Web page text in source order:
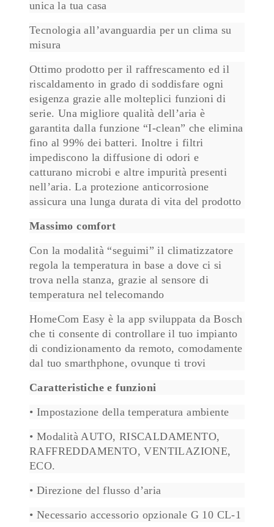
unica la tua casa
Tecnologia all’avanguardia per un clima su
misura
Ottimo prodotto per il raffrescamento ed il
riscaldamento in grado di soddisfare ogni
esigenza grazie alle molteplici funzioni di
serie. Una migliore qualità dell’aria è
garantita dalla funzione “I-clean” che elimina
fino al 99% dei batteri. Inoltre i filtri
impediscono la diffusione di odori e
catturano microbi e altre impurità presenti
nell’aria. La protezione anticorrosione
assicura una lunga durata di vita del prodotto
Massimo comfort
Con la modalità “seguimi” il climatizzatore
regola la temperatura in base a dove ci si
trova nella stanza, grazie al sensore di
temperatura nel telecomando
HomeCom Easy è la app sviluppata da Bosch
che ti consente di controllare il tuo impianto
di condizionamento da remoto, comodamente
dal tuo smarthphone, ovunque ti trovi
Caratteristiche e funzioni
• Impostazione della temperatura ambiente
• Modalità AUTO, RISCALDAMENTO,
RAFFREDDAMENTO, VENTILAZIONE,
ECO.
• Direzione del flusso d’aria
• Necessario accessorio opzionale G 10 CL-1